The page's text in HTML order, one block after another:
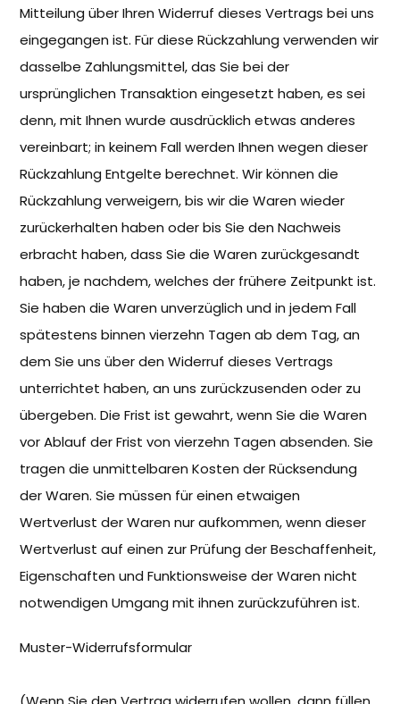
Mitteilung über Ihren Widerruf dieses Vertrags bei uns
eingegangen ist. Für diese Rückzahlung verwenden wir
dasselbe Zahlungsmittel, das Sie bei der
ursprünglichen Transaktion eingesetzt haben, es sei
denn, mit Ihnen wurde ausdrücklich etwas anderes
vereinbart; in keinem Fall werden Ihnen wegen dieser
Rückzahlung Entgelte berechnet. Wir können die
Rückzahlung verweigern, bis wir die Waren wieder
zurückerhalten haben oder bis Sie den Nachweis
erbracht haben, dass Sie die Waren zurückgesandt
haben, je nachdem, welches der frühere Zeitpunkt ist.
Sie haben die Waren unverzüglich und in jedem Fall
spätestens binnen vierzehn Tagen ab dem Tag, an
dem Sie uns über den Widerruf dieses Vertrags
unterrichtet haben, an uns zurückzusenden oder zu
übergeben. Die Frist ist gewahrt, wenn Sie die Waren
vor Ablauf der Frist von vierzehn Tagen absenden. Sie
tragen die unmittelbaren Kosten der Rücksendung
der Waren. Sie müssen für einen etwaigen
Wertverlust der Waren nur aufkommen, wenn dieser
Wertverlust auf einen zur Prüfung der Beschaffenheit,
Eigenschaften und Funktionsweise der Waren nicht
notwendigen Umgang mit ihnen zurückzuführen ist.
Muster-Widerrufsformular